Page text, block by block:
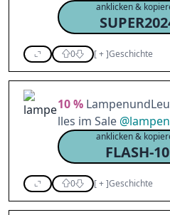
anklicken &
0 [+]Geschichte
10 %
lles im Sale @
anklicken &
FLASH-10
0 [+]Geschichte